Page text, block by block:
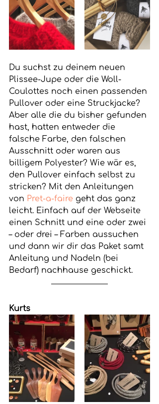
Du suchst zu deinem neuen
Plissee-Jupe oder die Woll-
Coulottes noch einen passenden
Pullover oder eine Struckjacke?
Aber alle die du bisher gefunden
hast, hatten entweder die
falsche Farbe, den falschen
Ausschnitt oder waren aus
billigem Polyester? Wie wär es,
den Pullover einfach selbst zu
stricken? Mit den Anleitungen
von Pret-a-faire geht das ganz
leicht. Einfach auf der Webseite
einen Schnitt und eine oder zwei
– oder drei – Farben aussuchen
und dann wir dir das Paket samt
Anleitung und Nadeln (bei
Bedarf) nachhause geschickt.
Kurts